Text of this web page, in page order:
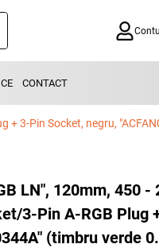
CONTACT
LN", 120mm, 450 -
3-Pin A-RGB Plug
(timbru verde